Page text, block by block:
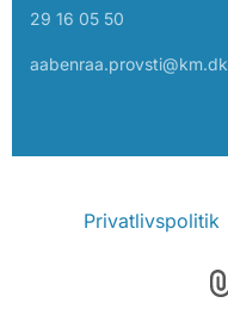
29 16 05 50
aabenraa.provsti@km.dk
Privatlivspolitik